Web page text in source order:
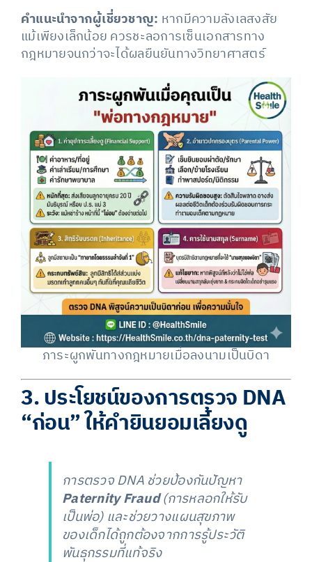
คำแนะนำจากผู้เชี่ยวชาญ: หากมีความลังเลสงสัย
แม้เพียงเล็กน้อย ควรชะลอการเซ็นเอกสารทาง
กฎหมายจนกว่าจะได้ผลยืนยันทางวิทยาศาสตร์
ภาระผูกพันทางกฎหมายเมื่อลงนามเป็นบิดา
3. ประโยชน์ของการตรวจ DNA
“ก่อน” ให้คำยินยอมเลี้ยงดู
การตรวจ DNA ช่วยป้องกันปัญหา
Paternity Fraud(การหลอกให้รับ
เป็นพ่อ) และช่วยวางแผนสุขภาพ
ของเด็กได้ถูกต้องจากการรู้ประวัติ
พันธุกรรมที่แท้จริง